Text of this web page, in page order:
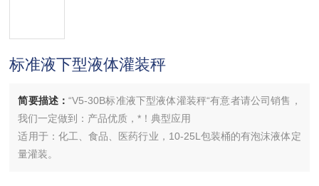
标准液下型液体灌装秤
简要描述：“V5-30B标准液下型液体灌装秤“有意者请公司销售，
我们一定做到：产品优质，*！典型应用
适用于：化工、食品、医药行业，10-25L包装桶的有泡沫液体定
量灌装。